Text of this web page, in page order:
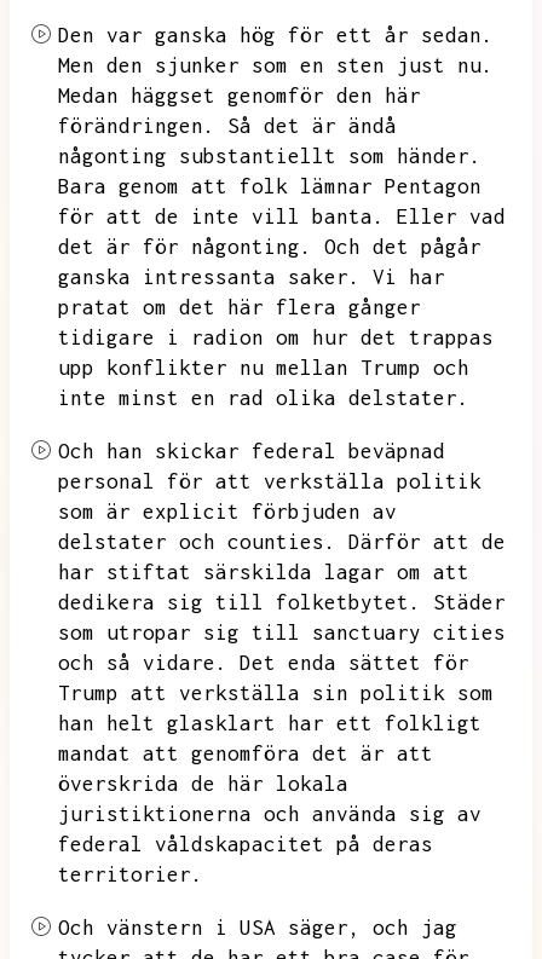
Den var ganska hög för ett år sedan.
Men den sjunker som en sten just nu.
Medan häggset genomför den här
förändringen.
Så det är ändå
någonting substantiellt som händer.
Bara genom att folk lämnar Pentagon
för att de inte vill banta.
Eller vad
det är för någonting.
Och det pågår
ganska intressanta saker.
Vi har
pratat om det här flera gånger
tidigare i radion om hur det trappas
upp konflikter nu mellan Trump och
inte minst en rad olika delstater.
Och han skickar federal beväpnad
personal för att verkställa politik
som är explicit förbjuden av
delstater och counties.
Därför att de
har stiftat särskilda lagar om att
dedikera sig till folketbytet.
Städer
som utropar sig till sanctuary cities
och så vidare.
Det enda sättet för
Trump att verkställa sin politik som
han helt glasklart har ett folkligt
mandat att genomföra det är att
överskrida de här lokala
juristiktionerna och använda sig av
federal våldskapacitet på deras
territorier.
Och vänstern i USA säger,
och jag